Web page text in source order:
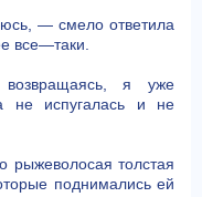
— смело ответила
все—таки.
я уже
не испугалась и не
рыжеволосая толстая
поднимались ей